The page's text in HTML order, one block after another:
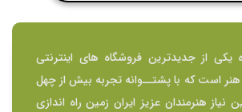
یکی از جدیدترین فروشگاه های اینترنتی
است که با پشتــوانه تجربه بیش از چهل
نیاز هنرمندان عزیز ایران زمین راه اندازی